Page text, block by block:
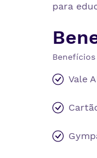
para
Vale